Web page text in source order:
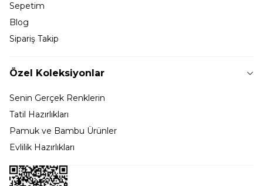
Sepetim
Blog
Sipariş Takip
Özel Koleksiyonlar
Senin Gerçek Renklerin
Tatil Hazırlıkları
Pamuk ve Bambu Ürünler
Evlilik Hazırlıkları